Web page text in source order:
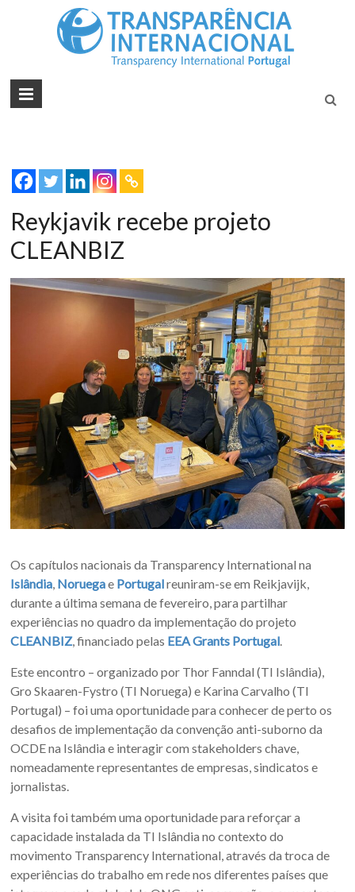
Reykjavik recebe projeto
CLEANBIZ
Os capítulos nacionais da Transparency International na
Islândia, Noruegae Portugalreuniram-se em Reikjavijk,
durante a última semana de fevereiro, para partilhar
experiências no quadro da implementação do projeto
CLEANBIZ, financiado pelas EEA Grants Portugal.
Este encontro – organizado por Thor Fanndal (TI Islândia),
Gro Skaaren-Fystro (TI Noruega) e Karina Carvalho (TI
Portugal) – foi uma oportunidade para conhecer de perto os
desafios de implementação da convenção anti-suborno da
OCDE na Islândia e interagir com stakeholders chave,
nomeadamente representantes de empresas, sindicatos e
jornalistas.
A visita foi também uma oportunidade para reforçar a
capacidade instalada da TI Islândia no contexto do
movimento Transparency International, através da troca de
experiências do trabalho em rede nos diferentes países que